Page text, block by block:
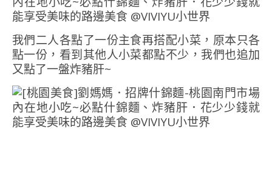
我們二人各點了一份主食再搭配小菜，原本只各
點一份，看到其他人小菜都點不少，我們也追加
又點了一盤炸豬肝~